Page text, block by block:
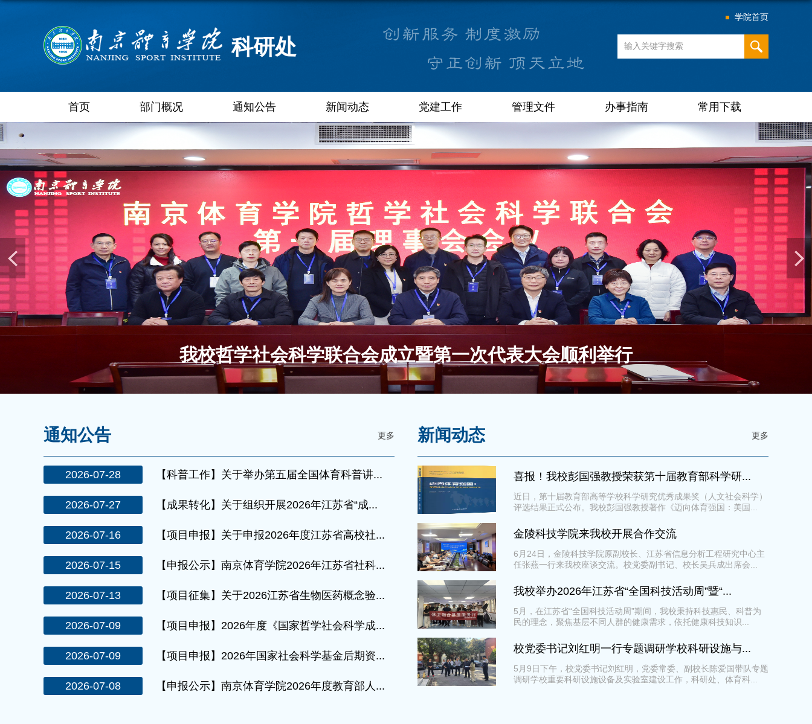
科研处
学院首页
首页 部门概况 通知公告 新闻动态 党建工作 管理文件 办事指南 常用下载
我校哲学社会科学联合会成立暨第一次代表大会顺利举行
通知公告 更多
2026-07-28 【科普工作】关于举办第五届全国体育科普讲...
2026-07-27 【成果转化】关于组织开展2026年江苏省“成...
2026-07-16 【项目申报】关于申报2026年度江苏省高校社...
2026-07-15 【申报公示】南京体育学院2026年江苏省社科...
2026-07-13 【项目征集】关于2026江苏省生物医药概念验...
2026-07-09 【项目申报】2026年度《国家哲学社会科学成...
2026-07-09 【项目申报】2026年国家社会科学基金后期资...
2026-07-08 【申报公示】南京体育学院2026年度教育部人...
新闻动态 更多
喜报！我校彭国强教授荣获第十届教育部科学研...
近日，第十届教育部高等学校科学研究优秀成果奖（人文社会科学）
评选结果正式公布。我校彭国强教授著作《迈向体育强国：美国...
金陵科技学院来我校开展合作交流
6月24日，金陵科技学院原副校长、江苏省信息分析工程研究中心主
任张燕一行来我校座谈交流。校党委副书记、校长吴兵成出席会...
我校举办2026年江苏省“全国科技活动周”暨“...
5月，在江苏省“全国科技活动周”期间，我校秉持科技惠民、科普为
民的理念，聚焦基层不同人群的健康需求，依托健康科技知识...
校党委书记刘红明一行专题调研学校科研设施与...
5月9日下午，校党委书记刘红明，党委常委、副校长陈爱国带队专题
调研学校重要科研设施设备及实验室建设工作，科研处、体育科...